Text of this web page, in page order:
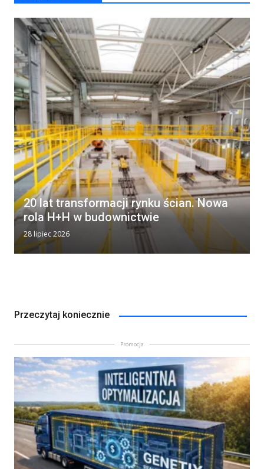
20 lat transformacji rynku ścian. Nowa
rola H+H w budownictwie
28 lipiec 2026
Przeczytaj koniecznie
Promocja